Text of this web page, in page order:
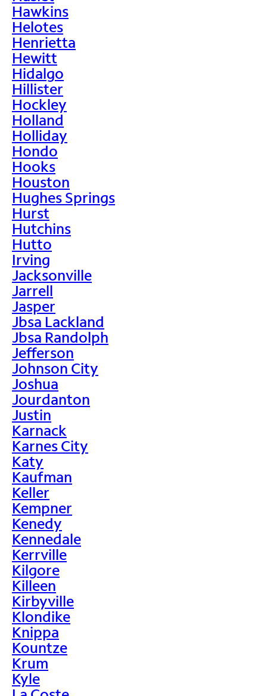
Hawkins
Helotes
Henrietta
Hewitt
Hidalgo
Hillister
Hockley
Holland
Holliday
Hondo
Hooks
Houston
Hughes Springs
Hurst
Hutchins
Hutto
Irving
Jacksonville
Jarrell
Jasper
Jbsa Lackland
Jbsa Randolph
Jefferson
Johnson City
Joshua
Jourdanton
Justin
Karnack
Karnes City
Katy
Kaufman
Keller
Kempner
Kenedy
Kennedale
Kerrville
Kilgore
Killeen
Kirbyville
Klondike
Knippa
Kountze
Krum
Kyle